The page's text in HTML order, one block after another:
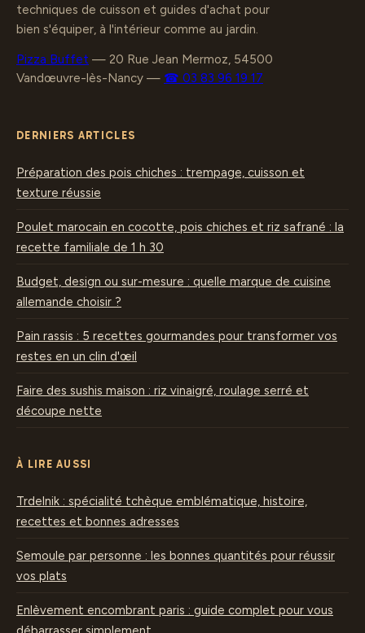
techniques de cuisson et guides d'achat pour
bien s'équiper, à l'intérieur comme au jardin.
Pizza Buffet — 20 Rue Jean Mermoz, 54500
Vandœuvre-lès-Nancy — ☎ 03 83 96 19 17
DERNIERS ARTICLES
Préparation des pois chiches : trempage, cuisson et
texture réussie
Poulet marocain en cocotte, pois chiches et riz safrané : la
recette familiale de 1 h 30
Budget, design ou sur-mesure : quelle marque de cuisine
allemande choisir ?
Pain rassis : 5 recettes gourmandes pour transformer vos
restes en un clin d'œil
Faire des sushis maison : riz vinaigré, roulage serré et
découpe nette
À LIRE AUSSI
Trdelnik : spécialité tchèque emblématique, histoire,
recettes et bonnes adresses
Semoule par personne : les bonnes quantités pour réussir
vos plats
Enlèvement encombrant paris : guide complet pour vous